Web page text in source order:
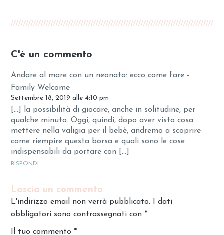
C'è un commento
Andare al mare con un neonato: ecco come fare -
Family Welcome
Settembre 18, 2019 alle 4:10 pm
[…] la possibilità di giocare, anche in solitudine, per
qualche minuto. Oggi, quindi, dopo aver visto cosa
mettere nella valigia per il bebè, andremo a scoprire
come riempire questa borsa e quali sono le cose
indispensabili da portare con […]
RISPONDI
Lascia un commento
L'indirizzo email non verrà pubblicato. I dati
obbligatori sono contrassegnati con *
Il tuo commento *